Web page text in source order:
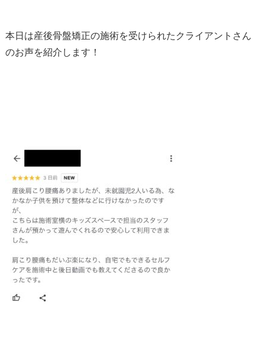
本日は産後骨盤矯正の施術を受けられたクライアントさん
のお声を紹介します！